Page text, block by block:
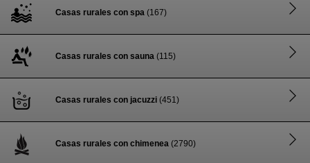
Casas rurales con spa (167)
Casas rurales con sauna (115)
Casas rurales con jacuzzi (451)
Casas rurales con chimenea (2790)